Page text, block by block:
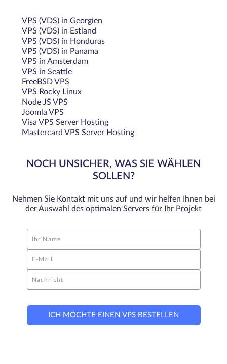
VPS (VDS) in Georgien
VPS (VDS) in Estland
VPS (VDS) in Honduras
VPS (VDS) in Panama
VPS in Amsterdam
VPS in Seattle
FreeBSD VPS
VPS Rocky Linux
Node JS VPS
Joomla VPS
Visa VPS Server Hosting
Mastercard VPS Server Hosting
NOCH UNSICHER, WAS SIE WÄHLEN
SOLLEN?
Nehmen Sie Kontakt mit uns auf und wir helfen Ihnen bei
der Auswahl des optimalen Servers für Ihr Projekt
Ihr Name
E-Mail
Nachricht
ICH MÖCHTE EINEN VPS BESTELLEN